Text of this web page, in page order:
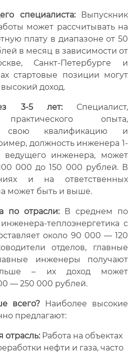
специалиста:Выпускник
может рассчитывать на
плату в диапазоне от 50
в месяц в зависимости от
Санкт-Петербурге и
стартовые позиции могут
доход.
3-5 лет:Специалист,
опыта,
свою квалификацию и
должность инженера 1-
ведущего инженера, может
000 до 150 000 рублей. В
и на ответственных
может быть и выше.
по отрасли:В среднем по
теплоэнергетика с
около 90 000 — 120
отделов, главные
инженеры получают
– их доход может
— 250 000 рублей.
всего? Наиболее высокие
предлагают:
отрасль:Работа на объектах
нефти и газа, часто